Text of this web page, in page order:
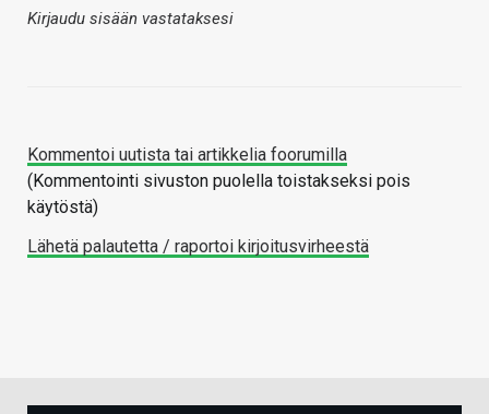
Kirjaudu sisään vastataksesi
Kommentoi uutista tai artikkelia foorumilla
(Kommentointi sivuston puolella toistakseksi pois
käytöstä)
Lähetä palautetta / raportoi kirjoitusvirheestä